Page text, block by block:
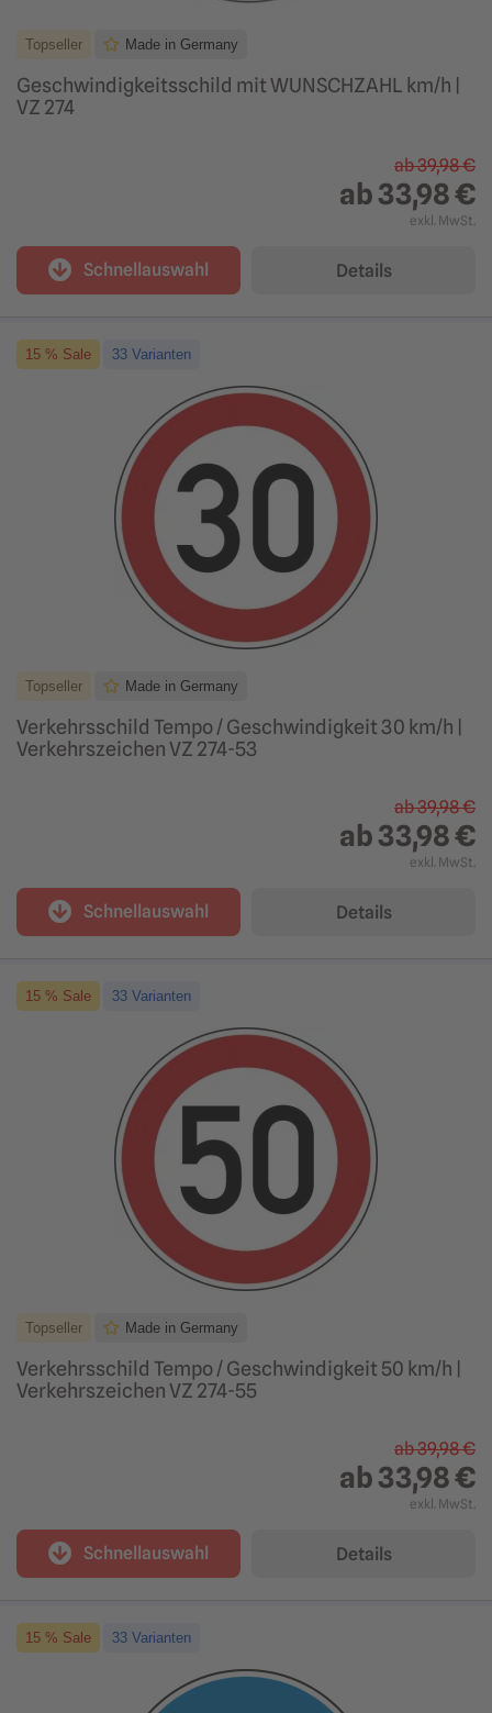
Topseller Made in Germany
Geschwindigkeitsschild mit WUNSCHZAHL km/h |
VZ 274
ab39,98 €
ab33,98 €
exkl. MwSt.
Schnellauswahl Details
15 % Sale 33 Varianten
Topseller Made in Germany
Verkehrsschild Tempo / Geschwindigkeit 30 km/h |
Verkehrszeichen VZ 274-53
ab39,98 €
ab33,98 €
exkl. MwSt.
Schnellauswahl Details
15 % Sale 33 Varianten
Topseller Made in Germany
Verkehrsschild Tempo / Geschwindigkeit 50 km/h |
Verkehrszeichen VZ 274-55
ab39,98 €
ab33,98 €
exkl. MwSt.
Schnellauswahl Details
15 % Sale 33 Varianten